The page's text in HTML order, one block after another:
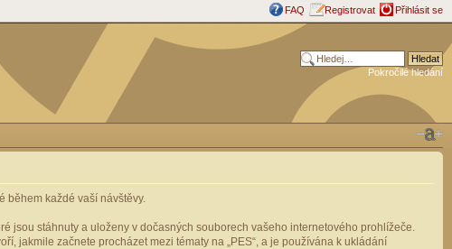
FAQ Registrovat Přihlásit se
Pokročilé hledání
během každé vaší návštěvy.
jsou stáhnuty a uloženy v dočasných souborech vašeho internetového prohlížeče.
jakmile začnete procházet mezi tématy na „PES“, a je používána k ukládání